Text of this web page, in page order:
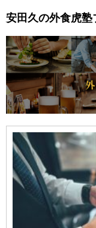
安田久の外食虎塾